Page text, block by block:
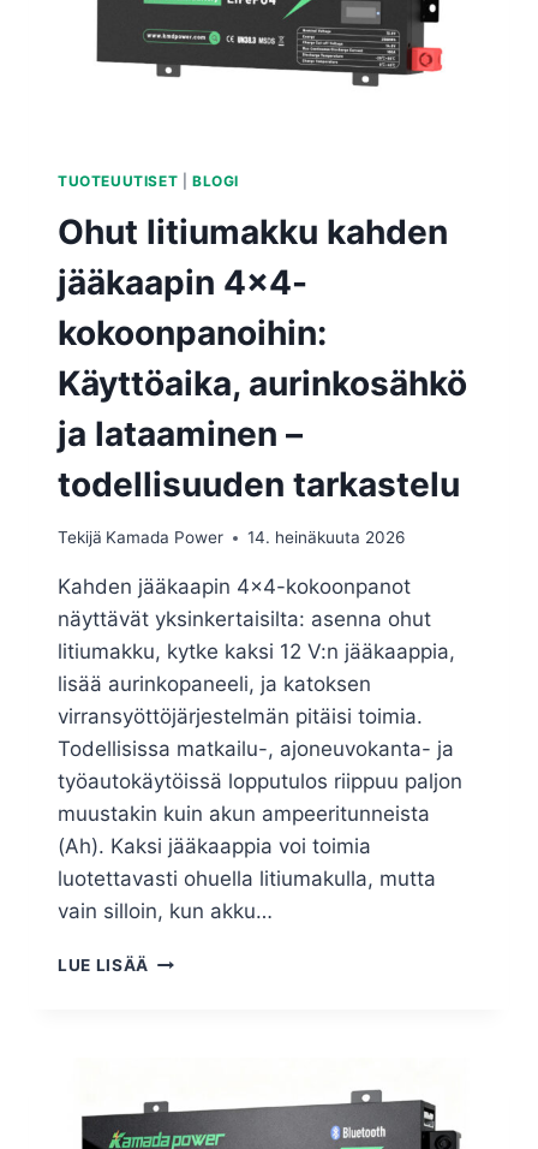
TUOTEUUTISET BLOGI
Ohut litiumakku kahden
jääkaapin 4×4-
kokoonpanoihin:
Käyttöaika, aurinkosähkö
ja lataaminen –
todellisuuden tarkastelu
Tekijä Kamada Power 14. heinäkuuta 2026
Kahden jääkaapin 4×4-kokoonpanot
näyttävät yksinkertaisilta: asenna ohut
litiumakku, kytke kaksi 12 V:n jääkaappia,
lisää aurinkopaneeli, ja katoksen
virransyöttöjärjestelmän pitäisi toimia.
Todellisissa matkailu-, ajoneuvokanta- ja
työautokäytöissä lopputulos riippuu paljon
muustakin kuin akun ampeeritunneista
(Ah). Kaksi jääkaappia voi toimia
luotettavasti ohuella litiumakulla, mutta
vain silloin, kun akku…
LUE LISÄÄ